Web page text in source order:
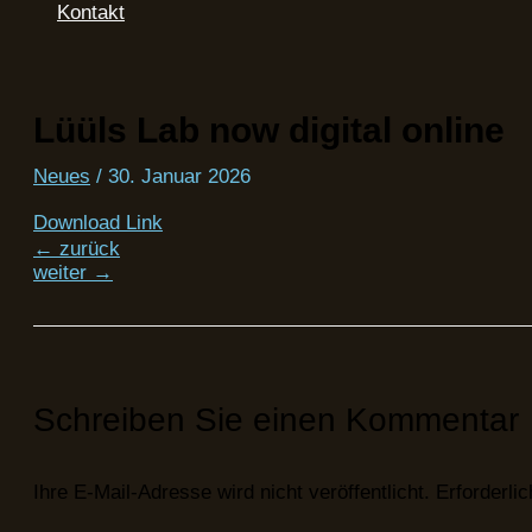
Kontakt
Lüüls Lab now digital online
Neues / 30. Januar 2026
Download Link
← zurück
weiter →
Schreiben Sie einen Kommentar
Ihre E-Mail-Adresse wird nicht veröffentlicht.